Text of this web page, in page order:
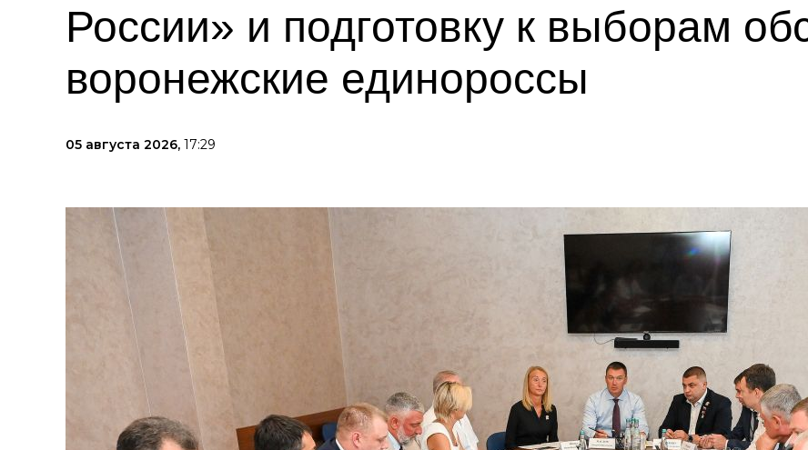
России» и подготовку к выборам
воронежские единороссы
05 августа 2026, 17:29